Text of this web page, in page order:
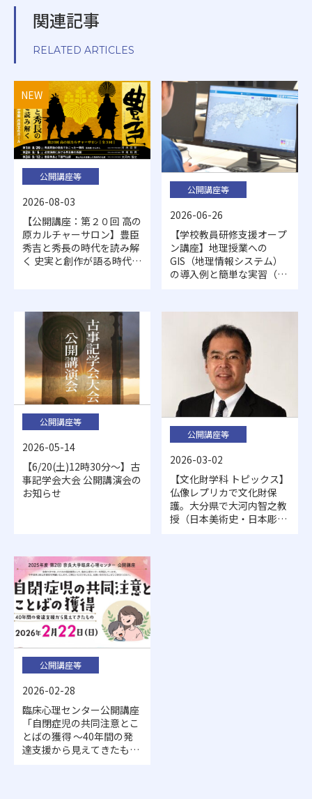
関連記事
RELATED ARTICLES
公開講座等
NEW
2026-08-03
【公開講座：第２０回 高の
原カルチャーサロン】豊臣
秀吉と秀長の時代を読み解
く 史実と創作が語る時代の
公開講座等
2026-06-26
【学校教員研修支援オープ
ン講座】地理授業への
GIS（地理情報システム）
の導入例と簡単な実習（開
公開講座等
2026-05-14
【6/20(土)12時30分～】古
事記学会大会 公開講演会の
お知らせ
公開講座等
2026-03-02
【文化財学科 トピックス】
仏像レプリカで文化財保
護。大分県で大河内智之教
授（日本美術史・日本彫刻
公開講座等
2026-02-28
臨床心理センター公開講座
「自閉症児の共同注意とこ
とばの獲得 ～40年間の発
達支援から見えてきたもの